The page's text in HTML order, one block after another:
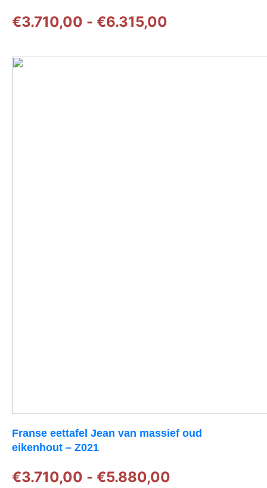
€3.710,00 - €6.315,00
Franse eettafel Jean van massief oud
eikenhout – Z021
€3.710,00 - €5.880,00